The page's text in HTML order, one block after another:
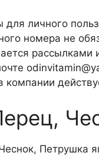
для личного
номера не
компании
Петрушка